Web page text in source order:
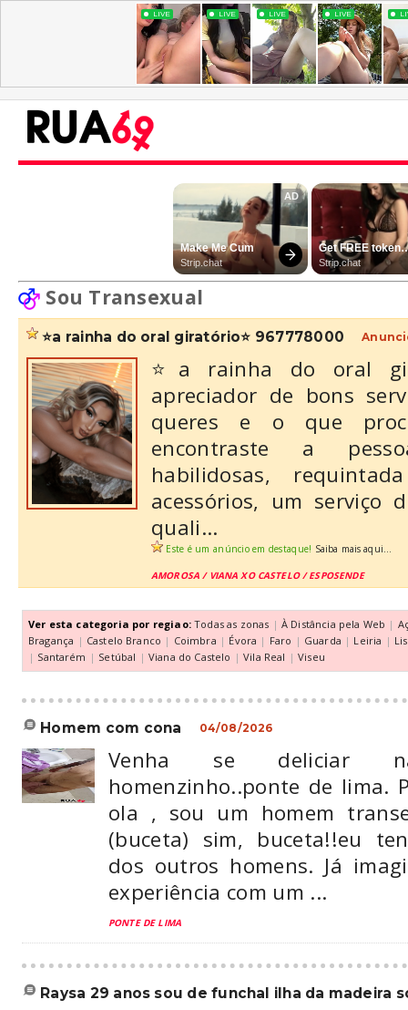
Sou Transexual
⭐a rainha do oral giratório⭐ 967778000
⭐a rainha do oral
apreciador de bons
queres e o que
encontraste a
habilidosas,
acessórios, um serviço
quali...
Este é um anúncio em destaque! Saiba mais aqui...
AMOROSA / VIANA XO CASTELO / ESPOSENDE
Ver esta categoria por regiao: Todas as zonas | À Distância pela Web |
Bragança | Castelo Branco | Coimbra | Évora | Faro | Guarda | Leiria |
| Santarém | Setúbal | Viana do Castelo | Vila Real | Viseu
homem com cona 04/08/2026
Venha se deliciar
homenzinho..ponte de lima.
ola , sou um homem
(buceta) sim, buceta!!eu
dos outros homens. Já
experiência com um ...
PONTE DE LIMA
raysa 29 anos sou de funchal ilha da madeira